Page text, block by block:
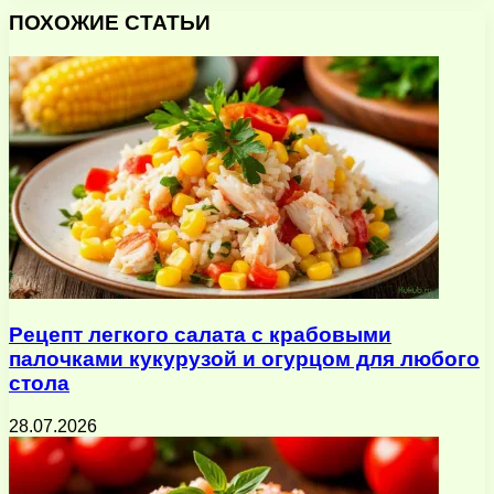
через
почту
ПОХОЖИЕ СТАТЬИ
Рецепт легкого салата с крабовыми
палочками кукурузой и огурцом для любого
стола
28.07.2026